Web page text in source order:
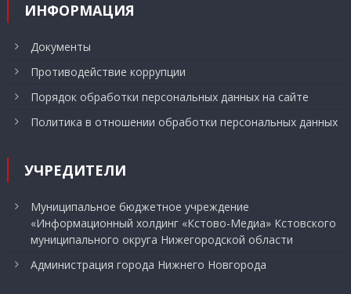
ИНФОРМАЦИЯ
Документы
Противодействие коррупции
Порядок обработки персональных данных на сайте
Политика в отношении обработки персональных данных
УЧРЕДИТЕЛИ
Муниципальное бюджетное учреждение
«Информационный холдинг «Кстово-Медиа» Кстовского
муниципального округа Нижегородской области
Администрация города Нижнего Новгорода